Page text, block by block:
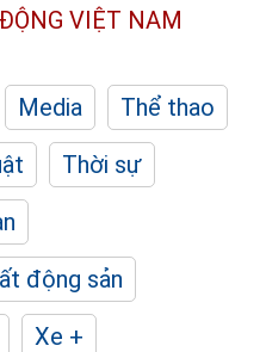
VIỆT NAM
Media
Thể thao
Thời sự
động sản
Xe +